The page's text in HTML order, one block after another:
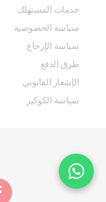
خدمات المستهلك
سياسة الخصوصية
سياسة الإرجاع
طرق الدفع
الإشعار القانوني
سياسة الكوكيز